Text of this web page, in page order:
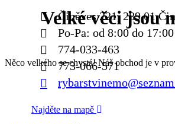
Činěves 221, 289 01
Po-Pa: od 8:00 do 17:00
774-033-463
773-066-571
Najděte na mapě
Velké věci jsou
Něco velkého se chystá! Náš obchod je v